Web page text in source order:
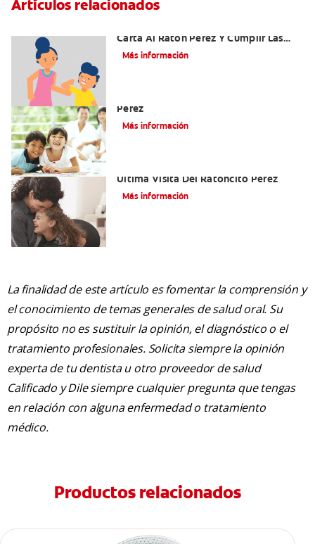
Artículos relacionados
Carta Al Ratón Pérez Y Cumplir Las
Fantasías De Su Hijo/A
Más información
Pérez
Más información
Última Visita Del Ratoncito Pérez
Más información
La finalidad de este artículo es fomentar la comprensión y
el conocimiento de temas generales de salud oral. Su
propósito no es sustituir la opinión, el diagnóstico o el
tratamiento profesionales. Solicita siempre la opinión
experta de tu dentista u otro proveedor de salud
Calificado y Dile siempre cualquier pregunta que tengas
en relación con alguna enfermedad o tratamiento
médico.
Productos relacionados